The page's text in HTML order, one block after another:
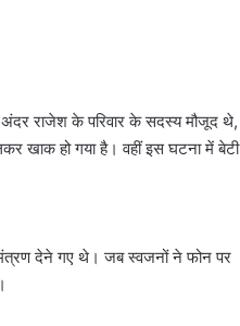
राजेश के परिवार के सदस्य मौजूद थे,
खाक हो गया है। वहीं इस घटना में बेटी
देने गए थे। जब स्वजनों ने फोन पर